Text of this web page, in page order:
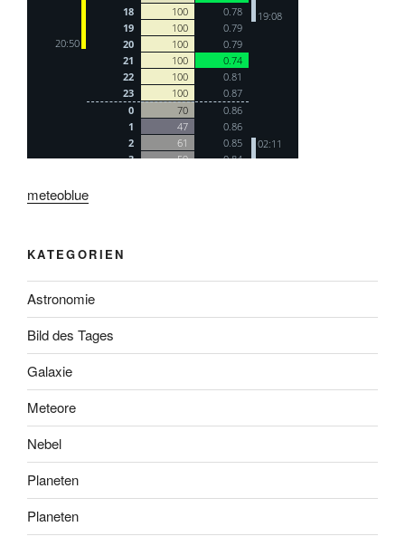
meteoblue
KATEGORIEN
Astronomie
Bild des Tages
Galaxie
Meteore
Nebel
Planeten
Planeten